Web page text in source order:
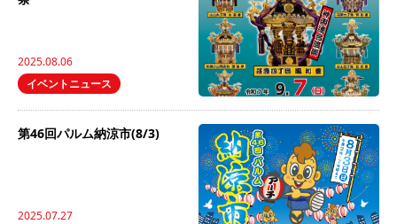
2025.08.06
イベントニュース
第46回パルム納涼市(8/3)
2025.07.27